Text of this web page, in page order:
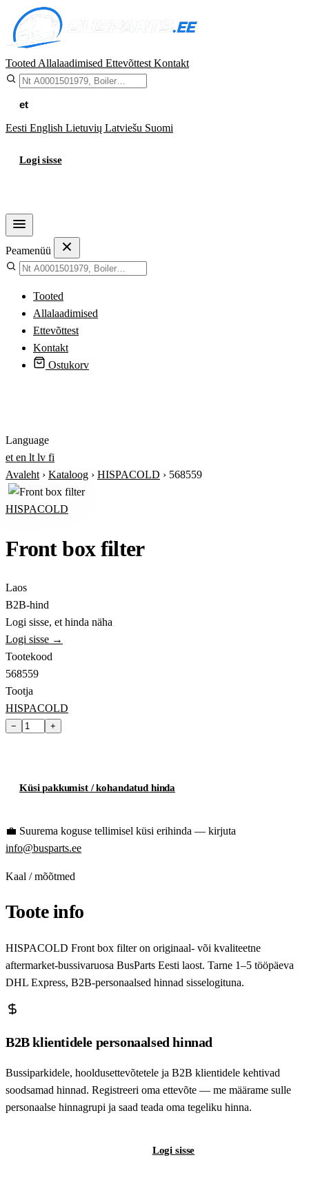
Tooted Allalaadimised Ettevõttest Kontakt
et
Eesti English Lietuvių Latviešu Suomi
Logi sisse
Peamenüü
Tooted
Allalaadimised
Ettevõttest
Kontakt
Ostukorv
Language
et en lt lv fi
Avaleht › Kataloog › HISPACOLD › 568559
HISPACOLD
Front box filter
Laos
B2B-hind
Logi sisse, et hinda näha
Logi sisse →
Tootekood
568559
Tootja
HISPACOLD
− +
Küsi pakkumist / kohandatud hinda
💼 Suurema koguse tellimisel küsi erihinda — kirjuta
info@busparts.ee
Kaal / mõõtmed
Toote info
HISPACOLD Front box filter on originaal- või kvaliteetne
aftermarket-bussivaruosa BusParts Eesti laost. Tarne 1–5 tööpäeva
DHL Express, B2B-personaalsed hinnad sisselogituna.
B2B klientidele personaalsed hinnad
Bussiparkidele, hooldusettevõtetele ja B2B klientidele kehtivad
soodsamad hinnad. Registreeri oma ettevõte — me määrame sulle
personaalse hinnagrupi ja saad teada oma tegeliku hinna.
Logi sisse